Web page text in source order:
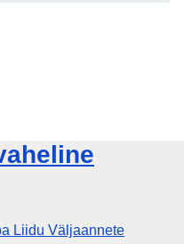
Liidu Väljaannete